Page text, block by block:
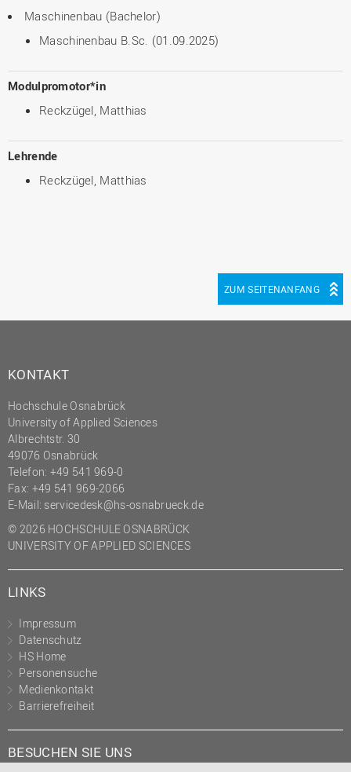
Maschinenbau (Bachelor)
Maschinenbau B.Sc. (01.09.2025)
Modulpromotor*in
Reckzügel, Matthias
Lehrende
Reckzügel, Matthias
ZUM SEITENANFANG
KONTAKT
Hochschule Osnabrück
University of Applied Sciences
Albrechtstr. 30
49076 Osnabrück
Telefon: +49 541 969-0
Fax: +49 541 969-2066
E-Mail: servicedesk@hs-osnabrueck.de
© 2026 HOCHSCHULE OSNABRÜCK
UNIVERSITY OF APPLIED SCIENCES
LINKS
Impressum
Datenschutz
HS Home
Personensuche
Medienkontakt
Barrierefreiheit
BESUCHEN SIE UNS